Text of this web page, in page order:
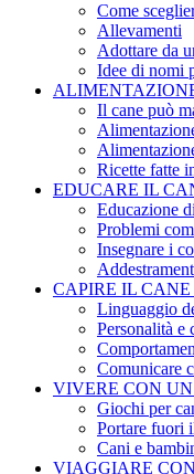
Come
Allevamenti
Adottare da
Idee di nomi
Il cane può
Ricette fatte
EDUCARE IL
Educazione
Problemi
Insegnare i
CAPIRE IL CANE
Linguaggio
Personalità e
Comunicare
VIVERE CON
Giochi per
Portare fuori
Cani e
VIAGGIARE